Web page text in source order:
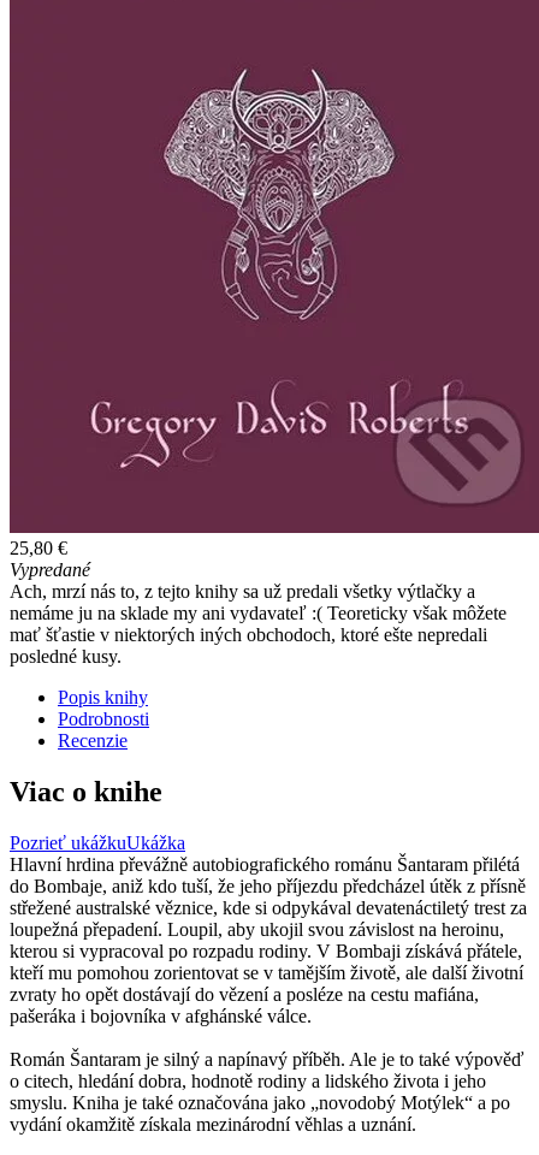
25,80 €
Vypredané
Ach, mrzí nás to, z tejto knihy sa už predali všetky výtlačky a
nemáme ju na sklade my ani vydavateľ :( Teoreticky však môžete
mať šťastie v niektorých iných obchodoch, ktoré ešte nepredali
posledné kusy.
Popis knihy
Podrobnosti
Recenzie
Viac o knihe
Pozrieť ukážkuUkážka
Hlavní hrdina převážně autobiografického románu Šantaram přilétá
do Bombaje, aniž kdo tuší, že jeho příjezdu předcházel útěk z přísně
střežené australské věznice, kde si odpykával devatenáctiletý trest za
loupežná přepadení. Loupil, aby ukojil svou závislost na heroinu,
kterou si vypracoval po rozpadu rodiny. V Bombaji získává přátele,
kteří mu pomohou zorientovat se v tamějším životě, ale další životní
zvraty ho opět dostávají do vězení a posléze na cestu mafiána,
pašeráka i bojovníka v afghánské válce.
Román Šantaram je silný a napínavý příběh. Ale je to také výpověď
o citech, hledání dobra, hodnotě rodiny a lidského života i jeho
smyslu. Kniha je také označována jako „novodobý Motýlek“ a po
vydání okamžitě získala mezinárodní věhlas a uznání.